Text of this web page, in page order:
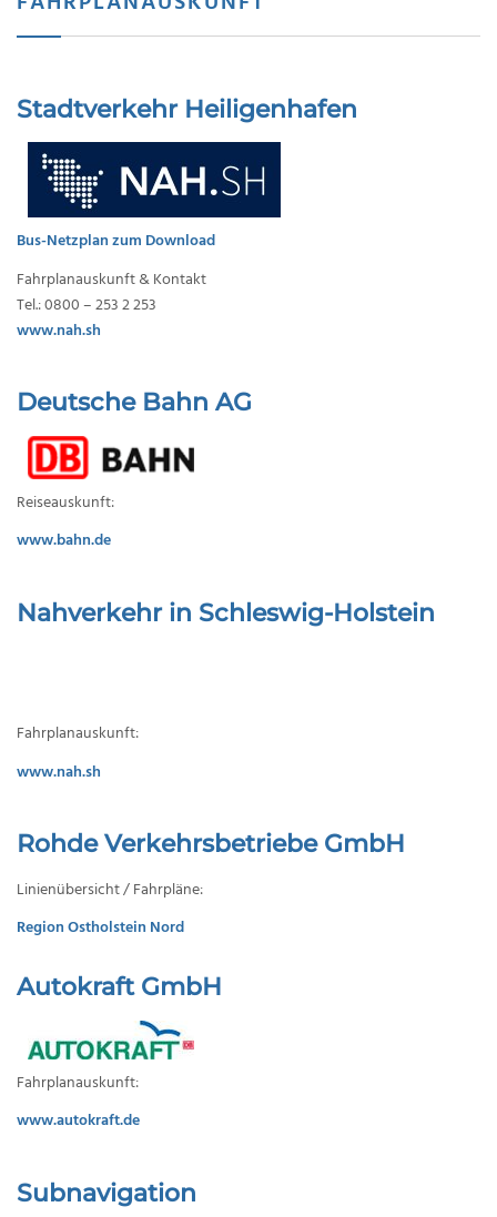
Stadtverkehr Heiligenhafen
Bus-Netzplan zum Download
Fahrplanauskunft & Kontakt
Tel.: 0800 – 253 2 253
www.nah.sh
Deutsche Bahn AG
Reiseauskunft:
www.bahn.de
Nahverkehr in Schleswig-Holstein
Fahrplanauskunft:
www.nah.sh
Rohde Verkehrsbetriebe GmbH
Linienübersicht / Fahrpläne:
Region Ostholstein Nord
Autokraft GmbH
Fahrplanauskunft:
www.autokraft.de
Subnavigation